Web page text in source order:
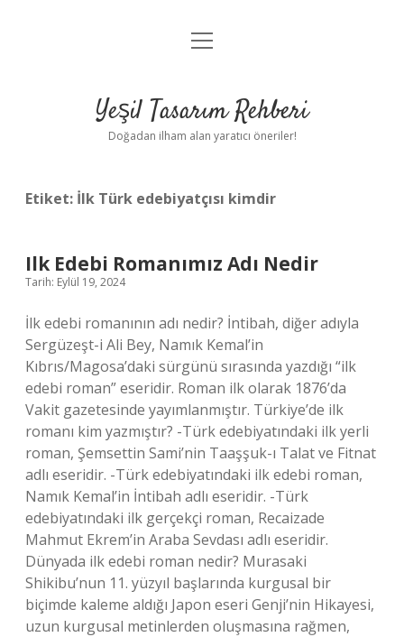
Anasayfa
Yasal Uyarı
menüyü
Yeşil Tasarım Rehberi
Doğadan ilham alan yaratıcı öneriler!
Etiket: İlk Türk edebiyatçısı kimdir
Ilk Edebi Romanımız Adı Nedir
Tarih: Eylül 19, 2024
İlk edebi romanının adı nedir? İntibah, diğer adıyla
Sergüzeşt-i Ali Bey, Namık Kemal’in
Kıbrıs/Magosa’daki sürgünü sırasında yazdığı “ilk
edebi roman” eseridir. Roman ilk olarak 1876’da
Vakit gazetesinde yayımlanmıştır. Türkiye’de ilk
romanı kim yazmıştır? -Türk edebiyatındaki ilk yerli
roman, Şemsettin Sami’nin Taaşşuk-ı Talat ve Fitnat
adlı eseridir. -Türk edebiyatındaki ilk edebi roman,
Namık Kemal’in İntibah adlı eseridir. -Türk
edebiyatındaki ilk gerçekçi roman, Recaizade
Mahmut Ekrem’in Araba Sevdası adlı eseridir.
Dünyada ilk edebi roman nedir? Murasaki
Shikibu’nun 11. yüzyıl başlarında kurgusal bir
biçimde kaleme aldığı Japon eseri Genji’nin Hikayesi,
uzun kurgusal metinlerden oluşmasına rağmen,